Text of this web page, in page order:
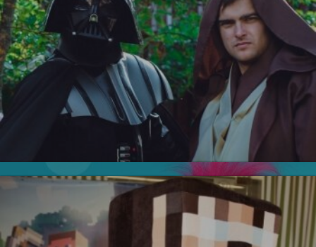
УЗНАТЬ БОЛЬШЕ
Звездные войны
Новинка!
Тролли